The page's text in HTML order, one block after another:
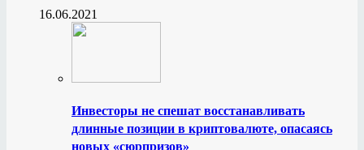
16.06.2021
Инвесторы не спешат восстанавливать
длинные позиции в криптовалюте, опасаясь
новых «сюрпризов»